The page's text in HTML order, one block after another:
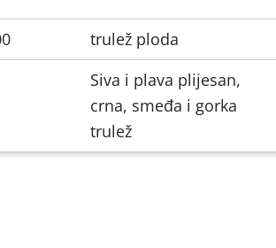
trulež ploda
Siva i plava plijesan,
crna, smeđa i gorka
trulež